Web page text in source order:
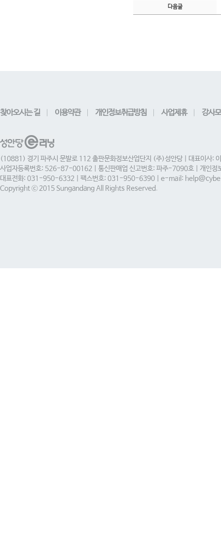
다음글
찾아오시는 길 이용약관 개인정보취급방침 사업제휴 강사
(10881) 경기 파주시 문발로 112 출판문화정보산업단지 (주)성안당 | 대표이사:
사업자등록번호: 526-87-00162 | 통신판매업 신고번호: 파주-7090호 | 개인정
대표전화: 031-950-6332 | 팩스번호: 031-950-6390 | e-mail:
Copyright ⓒ 2015 Sungandang All Rights Reserved.